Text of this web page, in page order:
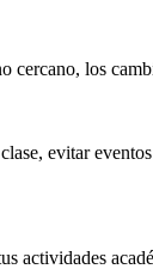
los
evitar
actividades